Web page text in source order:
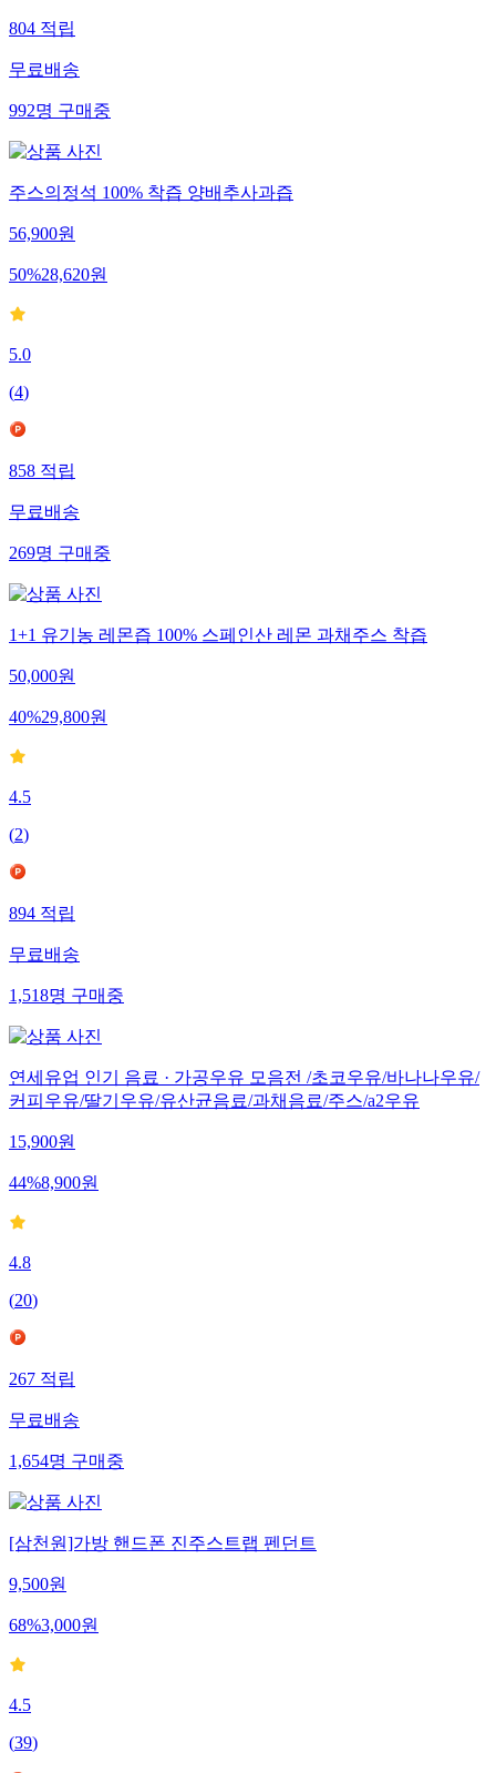
804적립
무료배송
992명구매중
주스의정석 100% 착즙 양배추사과즙
56,900원
50%28,620원
5.0
(4)
858적립
무료배송
269명구매중
1+1 유기농 레몬즙 100% 스페인산 레몬 과채주스 착즙
50,000원
40%29,800원
4.5
(2)
894적립
무료배송
1,518명구매중
연세유업 인기 음료 · 가공우유 모음전 /초코우유/바나나우유/
커피우유/딸기우유/유산균음료/과채음료/주스/a2우유
15,900원
44%8,900원
4.8
(20)
267적립
무료배송
1,654명구매중
[삼천원]가방 핸드폰 진주스트랩 펜던트
9,500원
68%3,000원
4.5
(39)